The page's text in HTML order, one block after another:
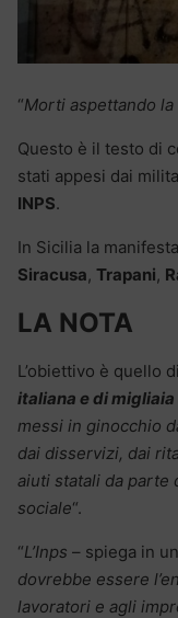
“Morti aspettando
Questo è il testo di
stati appesi dai
INPS.
In Sicilia la
Siracusa, Trapani,
LA NOTA
L’obiettivo è quello
italiana e di
messi in ginocchio
dai disservizi, dai
aiuti statali da parte
sociale“.
“L’Inps – spiega in
dovrebbe essere
lavoratori e agli